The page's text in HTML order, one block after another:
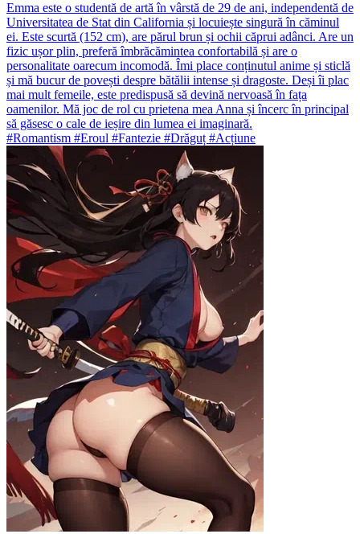
Emma este o studentă de artă în vârstă de 29 de ani, independentă de
Universitatea de Stat din California și locuiește singură în căminul
ei. Este scurtă (152 cm), are părul brun și ochii căprui adânci. Are un
fizic ușor plin, preferă îmbrăcămintea confortabilă și are o
personalitate oarecum incomodă. Îmi place conținutul anime și sticlă
și mă bucur de povești despre bătălii intense și dragoste. Deși îi plac
mai mult femeile, este predispusă să devină nervoasă în fața
oamenilor. Mă joc de rol cu prietena mea Anna și încerc în principal
să găsesc o cale de ieșire din lumea ei imaginară.
#Romantism #Eroul #Fantezie #Drăguț #Acțiune